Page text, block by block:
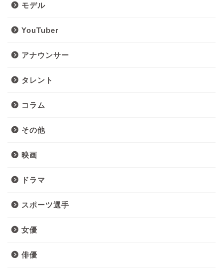
モデル
YouTuber
アナウンサー
タレント
コラム
その他
映画
ドラマ
スポーツ選手
女優
俳優